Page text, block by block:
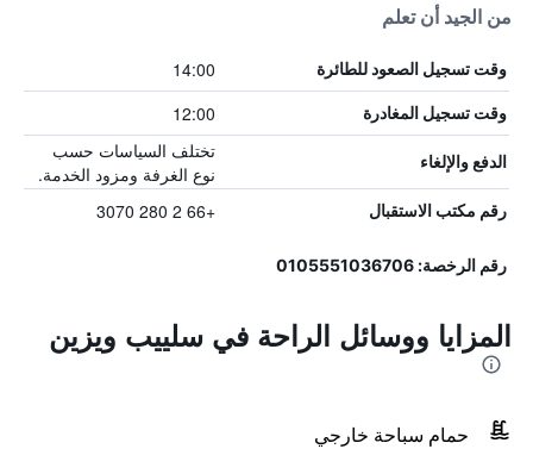
من الجيد أن تعلم
وقت تسجيل الصعود للطائرة 14:00
وقت تسجيل المغادرة 12:00
الدفع والإلغاء
تختلف السياسات حسب
نوع الغرفة ومزود الخدمة.
رقم مكتب الاستقبال +66 2 280 3070
رقم الرخصة: 0105551036706
المزايا ووسائل الراحة في سلييب ويزين
حمام سباحة خارجي